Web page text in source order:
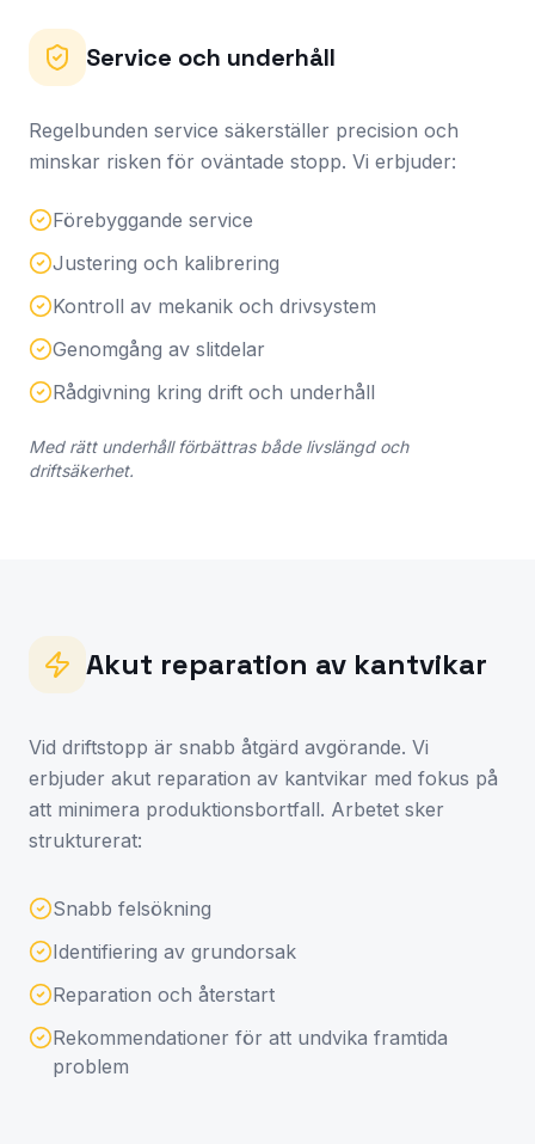
Service och underhåll
Regelbunden service säkerställer precision och
minskar risken för oväntade stopp. Vi erbjuder:
Förebyggande service
Justering och kalibrering
Kontroll av mekanik och drivsystem
Genomgång av slitdelar
Rådgivning kring drift och underhåll
Med rätt underhåll förbättras både livslängd och
driftsäkerhet.
Akut reparation av kantvikar
Vid driftstopp är snabb åtgärd avgörande. Vi
erbjuder akut reparation av kantvikar med fokus på
att minimera produktionsbortfall. Arbetet sker
strukturerat:
Snabb felsökning
Identifiering av grundorsak
Reparation och återstart
Rekommendationer för att undvika framtida
problem